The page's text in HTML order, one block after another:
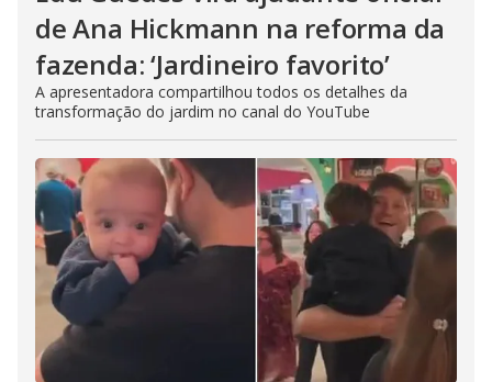
de Ana Hickmann na reforma da
fazenda: ‘Jardineiro favorito’
A apresentadora compartilhou todos os detalhes da
transformação do jardim no canal do YouTube